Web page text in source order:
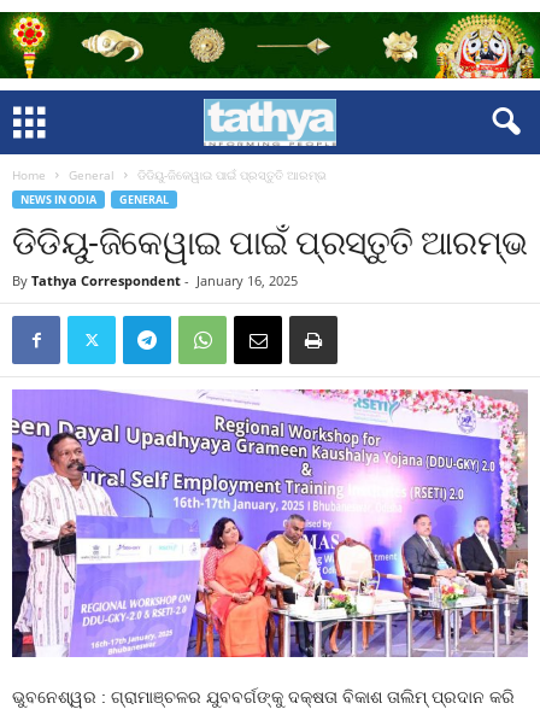
Home General ଡିଡିୟୁ-ଜିକେୱାଇ ପାଇଁ ପ୍ରସ୍ତୁତି ଆରମ୍ଭ
NEWS IN ODIA GENERAL
ଡିଡିୟୁ-ଜିକେୱାଇ ପାଇଁ ପ୍ରସ୍ତୁତି ଆରମ୍ଭ
By Tathya Correspondent - January 16, 2025
ଭୁବନେଶ୍ୱର : ଗ୍ରାମାଞ୍ଚଳର ଯୁବବର୍ଗଙ୍କୁ ଦକ୍ଷତା ବିକାଶ ତାଲିମ୍‌ ପ୍ରଦାନ କରି